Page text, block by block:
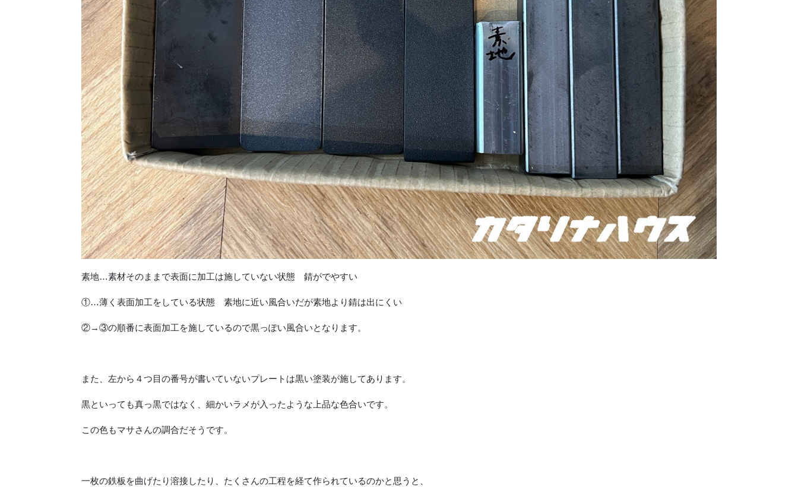
素地…素材そのままで表面に加工は施していない状態 錆がでやすい
①…薄く表面加工をしている状態 素地に近い風合いだが素地より錆は出にくい
②→③の順番に表面加工を施しているので黒っぽい風合いとなります。
また、左から４つ目の番号が書いていないプレートは黒い塗装が施してあります。
黒といっても真っ黒ではなく、細かいラメが入ったような上品な色合いです。
この色もマサさんの調合だそうです。
一枚の鉄板を曲げたり溶接したり、たくさんの工程を経て作られているのかと思うと、